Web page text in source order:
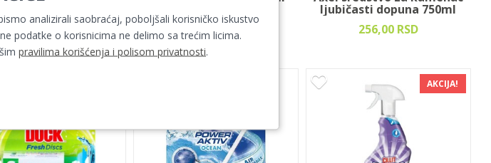
323,00 RSD
161,00 RSD
ljubičasti dopuna 750ml
256,00 RSD
AKCIJA!
analizirali saobraćaj, poboljšali korisničko iskustvo
podatke o korisnicima ne delimo sa trećim licima.
pravilima korišćenja i polisom privatnosti.